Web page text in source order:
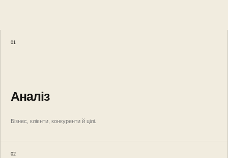
01
Аналіз
Бізнес, клієнти, конкуренти й цілі.
02